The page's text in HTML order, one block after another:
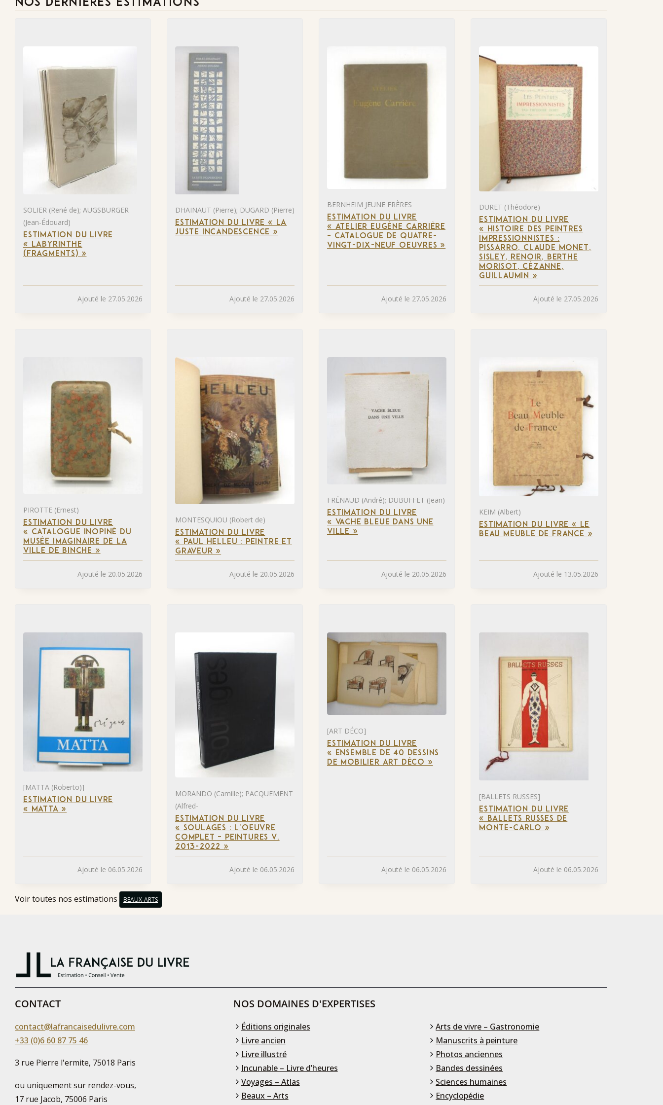
NOS DERNIÈRES ESTIMATIONS
SOLIER (René de); AUGSBURGER
(Jean-Édouard)
ESTIMATION DU LIVRE
« LABYRINTHE
(FRAGMENTS) »
Ajouté le 27.05.2026
DHAINAUT (Pierre); DUGARD (Pierre)
ESTIMATION DU LIVRE « LA
JUSTE INCANDESCENCE »
Ajouté le 27.05.2026
BERNHEIM JEUNE FRÈRES
ESTIMATION DU LIVRE
« ATELIER EUGÈNE CARRIÈRE
– CATALOGUE DE QUATRE-
VINGT-DIX-NEUF OEUVRES »
Ajouté le 27.05.2026
DURET (Théodore)
ESTIMATION DU LIVRE
« HISTOIRE DES PEINTRES
IMPRESSIONNISTES :
PISSARRO, CLAUDE MONET,
SISLEY, RENOIR, BERTHE
MORISOT, CÉZANNE,
GUILLAUMIN »
Ajouté le 27.05.2026
PIROTTE (Ernest)
ESTIMATION DU LIVRE
« CATALOGUE INOPINÉ DU
MUSÉE IMAGINAIRE DE LA
VILLE DE BINCHE »
Ajouté le 20.05.2026
MONTESQUIOU (Robert de)
ESTIMATION DU LIVRE
« PAUL HELLEU : PEINTRE ET
GRAVEUR »
Ajouté le 20.05.2026
FRÉNAUD (André); DUBUFFET (Jean)
ESTIMATION DU LIVRE
« VACHE BLEUE DANS UNE
VILLE »
Ajouté le 20.05.2026
KEIM (Albert)
ESTIMATION DU LIVRE « LE
BEAU MEUBLE DE FRANCE »
Ajouté le 13.05.2026
[MATTA (Roberto)]
ESTIMATION DU LIVRE
« MATTA »
Ajouté le 06.05.2026
MORANDO (Camille); PACQUEMENT
(Alfred-
ESTIMATION DU LIVRE
« SOULAGES : L’OEUVRE
COMPLET – PEINTURES V.
2013-2022 »
Ajouté le 06.05.2026
[ART DÉCO]
ESTIMATION DU LIVRE
« ENSEMBLE DE 40 DESSINS
DE MOBILIER ART DÉCO »
Ajouté le 06.05.2026
[BALLETS RUSSES]
ESTIMATION DU LIVRE
« BALLETS RUSSES DE
MONTE-CARLO »
Ajouté le 06.05.2026
Voir toutes nos estimations BEAUX-ARTS
CONTACT
contact@lafrancaisedulivre.com
+33 (0)6 60 87 75 46
3 rue Pierre l'ermite, 75018 Paris
ou uniquement sur rendez-vous,
17 rue Jacob, 75006 Paris
NOS DOMAINES D'EXPERTISES
Éditions originales
Livre ancien
Livre illustré
Incunable – Livre d’heures
Voyages – Atlas
Beaux – Arts
Arts de vivre – Gastronomie
Manuscrits à peinture
Photos anciennes
Bandes dessinées
Sciences humaines
Encyclopédie